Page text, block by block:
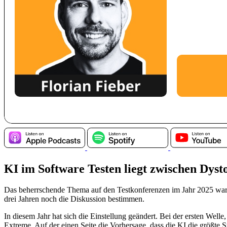
KI im Software Testen liegt zwischen
Das beherrschende Thema auf den Testkonferenzen im Jahr 2025
drei Jahren noch die Diskussion bestimmen.
In diesem Jahr hat sich die Einstellung geändert. Bei der ersten